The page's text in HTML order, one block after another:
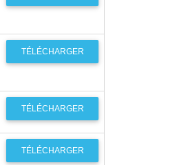
TÉLÉCHARGER
TÉLÉCHARGER
TÉLÉCHARGER